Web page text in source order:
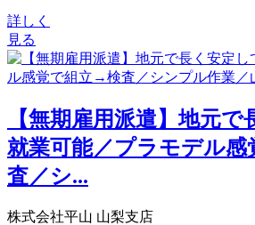
詳しく
見る
【無期雇用派遣】地元で
就業可能／プラモデル
査／シ...
株式会社平山 山梨支店